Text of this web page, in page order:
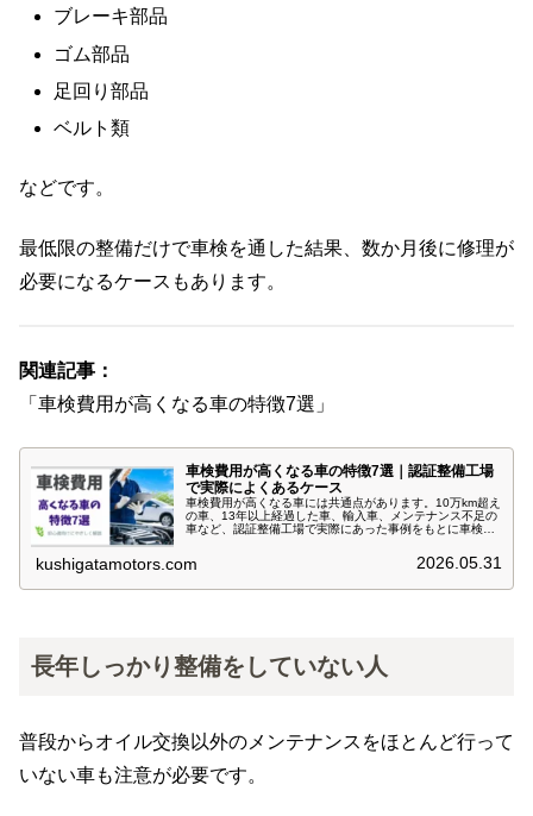
ブレーキ部品
ゴム部品
足回り部品
ベルト類
などです。
最低限の整備だけで車検を通した結果、数か月後に修理が
必要になるケースもあります。
関連記事：
「車検費用が高くなる車の特徴7選」
車検費用が高くなる車の特徴7選｜認証整備工場
で実際によくあるケース
車検費用が高くなる車には共通点があります。10万km超え
の車、13年以上経過した車、輸入車、メンテナンス不足の
車など、認証整備工場で実際にあった事例をもとに車検費
kushigatamotors.com 2026.05.31
長年しっかり整備をしていない人
普段からオイル交換以外のメンテナンスをほとんど行って
いない車も注意が必要です。